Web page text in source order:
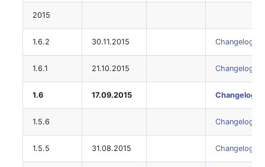
Softwarezuweisung
2015
1.6.2 30.11.2015 Changelog
1.6.1 21.10.2015 Changelog
1.6 17.09.2015 Changelog
1.5.6 Changelog
1.5.5 31.08.2015 Changelog